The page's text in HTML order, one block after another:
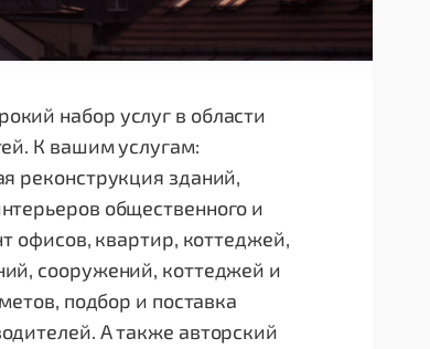
набор услуг в области
К вашим услугам:
реконструкция зданий,
общественного и
офисов, квартир, коттеджей,
сооружений, коттеджей и
подбор и поставка
А также авторский